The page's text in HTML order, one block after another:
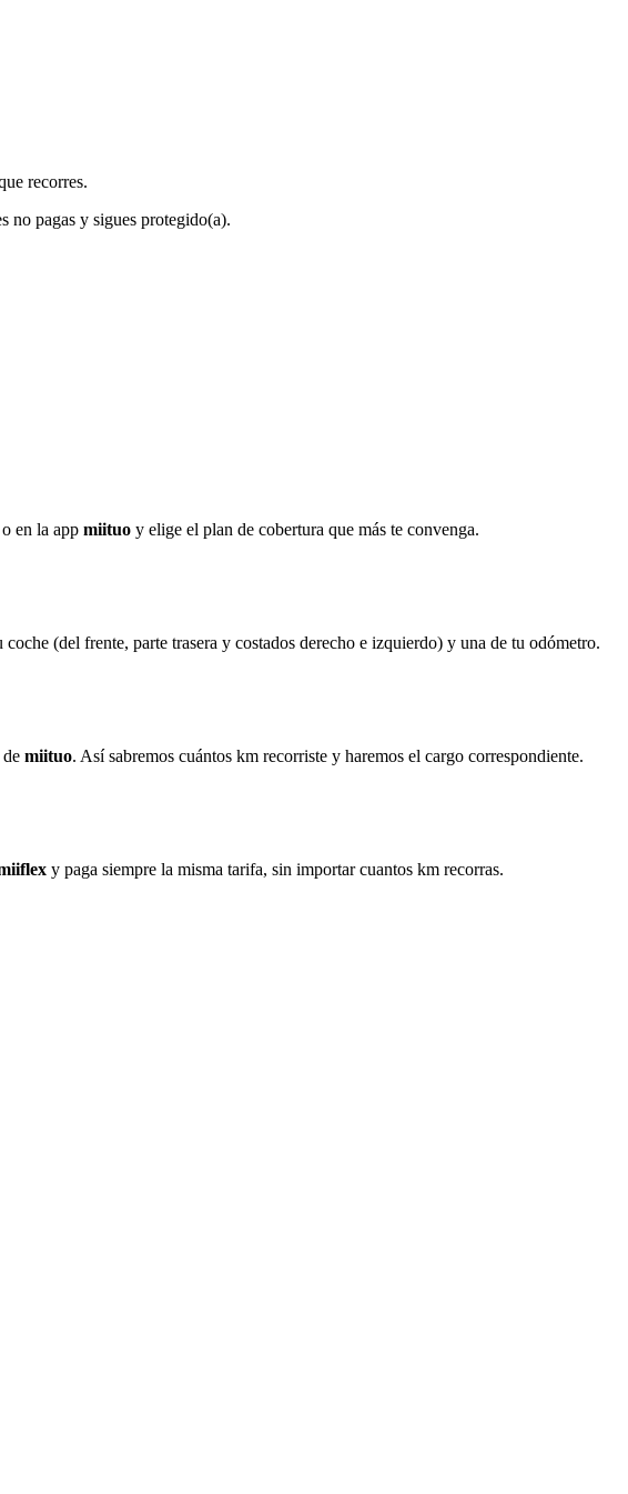
recorres.
no pagas y sigues protegido(a).
en la app miituo y elige el plan de cobertura que más te convenga.
(del frente, parte trasera y costados derecho e izquierdo) y una de tu odómetro.
miituo. Así sabremos cuántos km recorriste y haremos el cargo correspondiente.
y paga siempre la misma tarifa, sin importar cuantos km recorras.